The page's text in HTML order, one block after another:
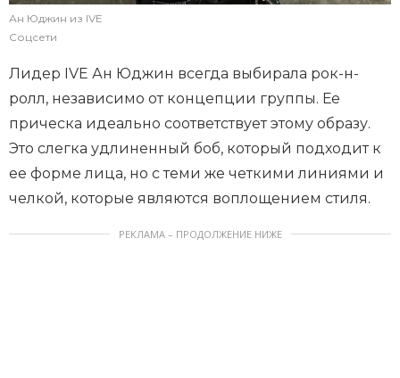
Ан Юджин из IVE
Соцсети
Лидер IVE Ан Юджин всегда выбирала рок-н-
ролл, независимо от концепции группы. Ее
прическа идеально соответствует этому образу.
Это слегка удлиненный боб, который подходит к
ее форме лица, но с теми же четкими линиями и
челкой, которые являются воплощением стиля.
РЕКЛАМА – ПРОДОЛЖЕНИЕ НИЖЕ